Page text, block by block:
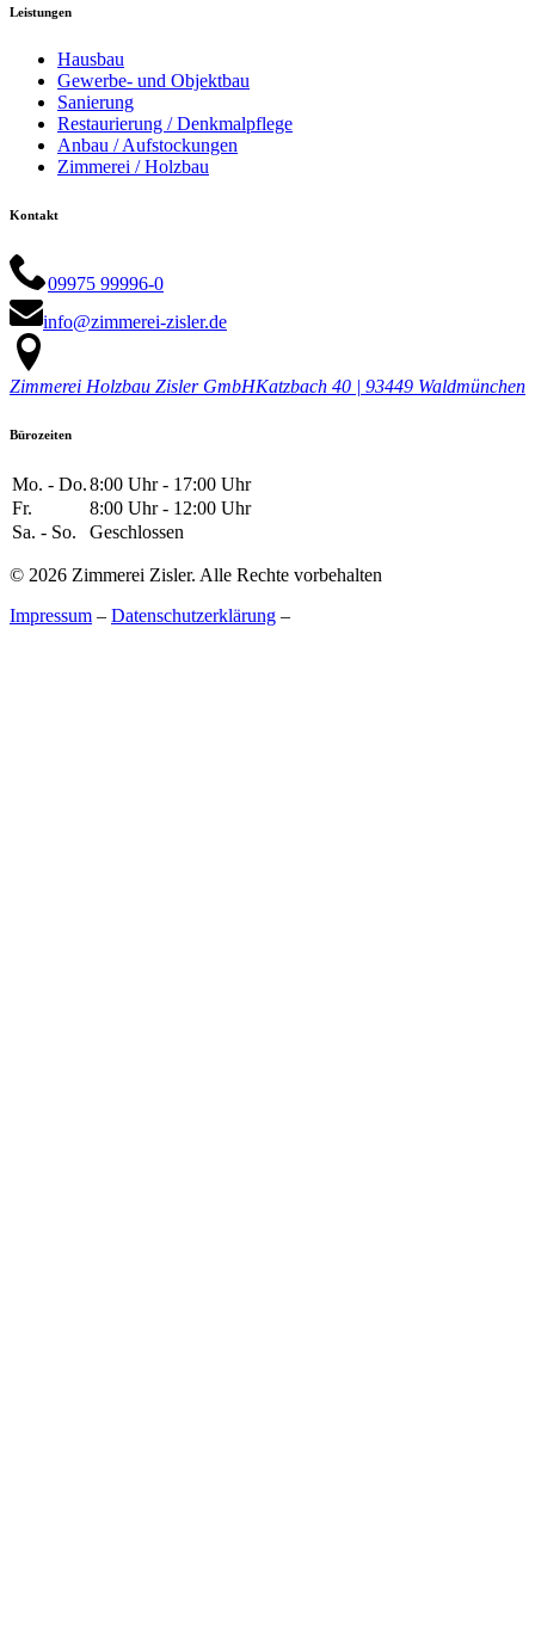
Leistungen
Hausbau
Gewerbe- und Objektbau
Sanierung
Restaurierung / Denkmalpflege
Anbau / Aufstockungen
Zimmerei / Holzbau
Kontakt
09975 99996-0
info@zimmerei-zisler.de
Zimmerei Holzbau Zisler GmbHKatzbach 40 | 93449 Waldmünchen
Bürozeiten
Mo. - Do.8:00 Uhr - 17:00 Uhr
Fr.
8:00 Uhr - 12:00 Uhr
Sa. - So.
Geschlossen
© 2026 Zimmerei Zisler. Alle Rechte vorbehalten
Impressum – Datenschutzerklärung –